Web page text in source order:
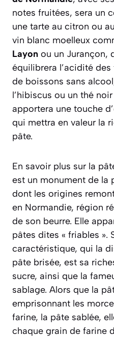
notes fruitées, sera un
une tarte au citron ou
vin blanc moelleux
Layon ou un Jurançon,
équilibrera l’acidité
de boissons sans
l’hibiscus ou un thé
apportera une touche
qui mettra en valeur la
pâte.
En savoir plus sur la
est un monument de la
dont les origines
en Normandie, région
de son beurre. Elle
pâtes dites « friables ».
caractéristique, qui la
pâte brisée, est sa
sucre, ainsi que la
sablage. Alors que la
emprisonnant les
farine, la pâte sablée,
chaque grain de farine